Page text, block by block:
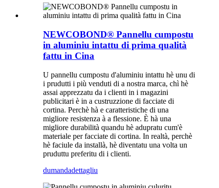
NEWCOBOND® Pannellu cumpostu
in aluminiu intattu di prima qualità
fattu in Cina
U pannellu cumpostu d'aluminiu intattu hè unu di
i prudutti i più venduti di a nostra marca, chì hè
assai apprezzatu da i clienti in i magazini
publicitari è in a custruzzione di facciate di
cortina. Perchè hà e caratteristiche di una
migliore resistenza à a flessione. È hà una
migliore durabilità quandu hè adupratu cum'è
materiale per facciate di cortina. In realtà, perchè
hè faciule da installà, hè diventatu una volta un
pruduttu preferitu di i clienti.
dumandadettagliu